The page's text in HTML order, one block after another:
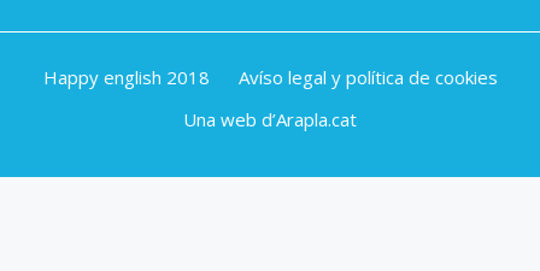
Happy english 2018
Avíso legal y política de cookies
Una web d’Arapla.cat